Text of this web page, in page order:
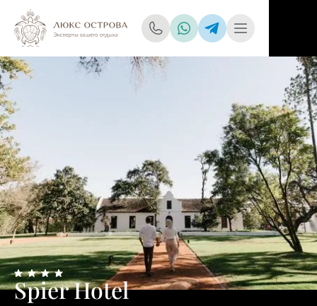
Spier Hotel